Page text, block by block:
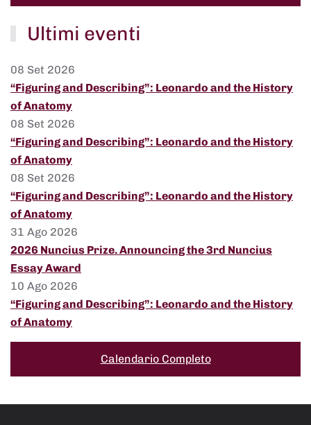
Ultimi eventi
08 Set 2026
“Figuring and Describing”: Leonardo and the History
of Anatomy
08 Set 2026
“Figuring and Describing”: Leonardo and the History
of Anatomy
08 Set 2026
“Figuring and Describing”: Leonardo and the History
of Anatomy
31 Ago 2026
2026 Nuncius Prize. Announcing the 3rd Nuncius
Essay Award
10 Ago 2026
“Figuring and Describing”: Leonardo and the History
of Anatomy
Calendario Completo